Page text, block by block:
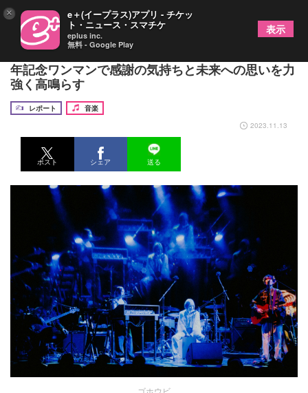
ゴホウビ、男女混声豆腐メンタル4人組バンドが5周
年記念ワンマンで感謝の気持ちと未来への思いを力
強く高鳴らす
レポート
音楽
2023.11.13
ポスト シェア 送る
ゴホウビ
× e＋(イープラス)アプリ - チケッ
ト・ニュース・スマチケ
eplus inc.
無料 - Google Play
表示